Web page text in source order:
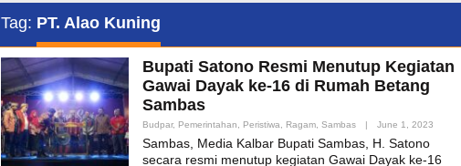
Tag: PT. Alao Kuning
Bupati Satono Resmi Menutup Kegiatan
Gawai Dayak ke-16 di Rumah Betang
Sambas
Budpar, Pemerintahan, Peristiwa, Ragam, Sambas | June 1, 2023
Sambas, Media Kalbar Bupati Sambas, H. Satono
secara resmi menutup kegiatan Gawai Dayak ke-16